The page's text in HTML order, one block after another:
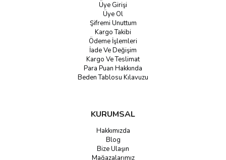
Üye Girişi
Üye Ol
Şifremi Unuttum
Kargo Takibi
Ödeme İşlemleri
İade Ve Değişim
Kargo Ve Teslimat
Para Puan Hakkında
Beden Tablosu Kılavuzu
KURUMSAL
Hakkımızda
Blog
Bize Ulaşın
Mağazalarımız